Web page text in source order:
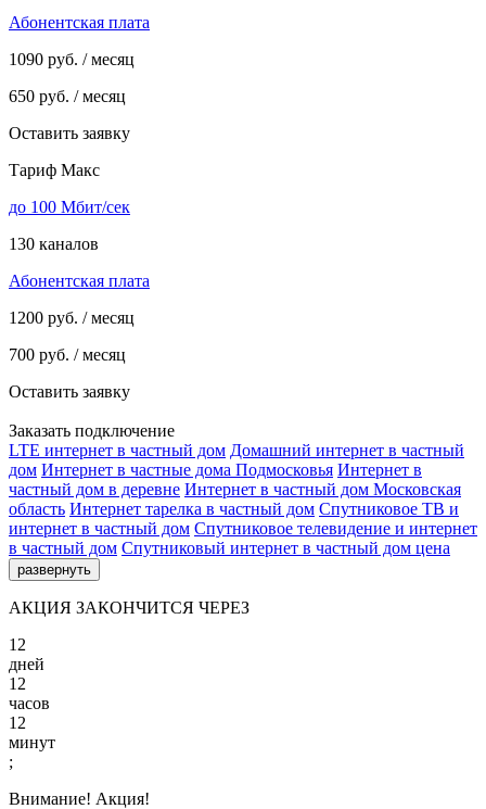
Абонентская плата
1090 руб. / месяц
650 руб. / месяц
Оставить заявку
Тариф Макс
до 100 Мбит/сек
130 каналов
Абонентская плата
1200 руб. / месяц
700 руб. / месяц
Оставить заявку
Заказать подключение
LTE интернет в частный дом Домашний интернет в частный
дом Интернет в частные дома Подмосковья Интернет в
частный дом в деревне Интернет в частный дом Московская
область Интернет тарелка в частный дом Спутниковое ТВ и
интернет в частный дом Спутниковое телевидение и интернет
в частный дом Спутниковый интернет в частный дом цена
развернуть
АКЦИЯ ЗАКОНЧИТСЯ ЧЕРЕЗ
12
дней
12
часов
12
минут
;
Внимание! Акция!